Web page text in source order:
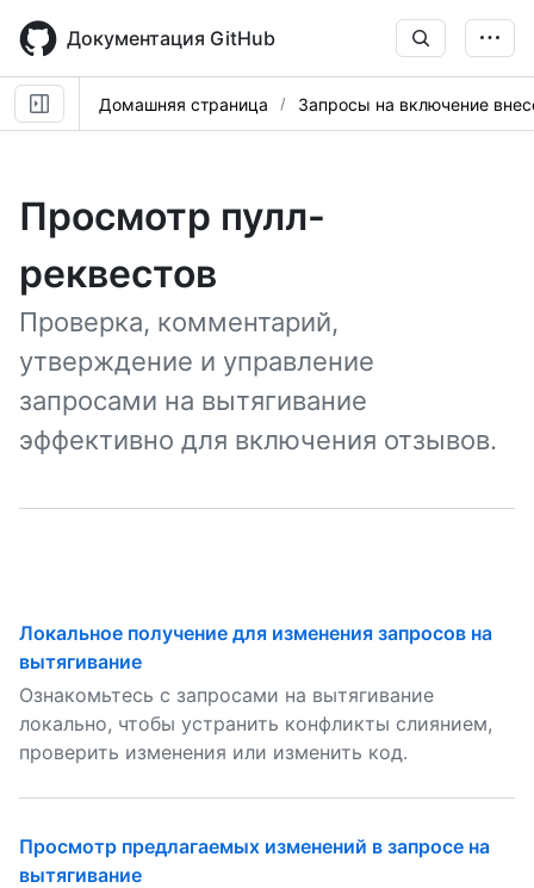
main
content
Документация GitHub
Домашняя страница Запросы на включение
Просмотр пулл-
реквестов
Проверка, комментарий,
утверждение и управление
запросами на вытягивание
эффективно для включения отзывов.
Локальное получение для изменения запросов на
вытягивание
Ознакомьтесь с запросами на вытягивание
локально, чтобы устранить конфликты слиянием,
проверить изменения или изменить код.
Просмотр предлагаемых изменений в запросе на
вытягивание